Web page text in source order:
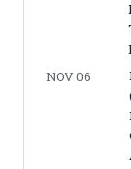
NOV 06